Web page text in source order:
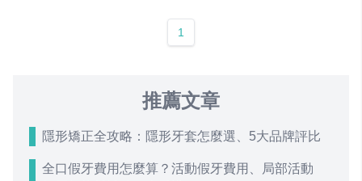
1
推薦文章
隱形矯正全攻略：隱形牙套怎麼選、5大品牌評比
全口假牙費用怎麼算？活動假牙費用、局部活動